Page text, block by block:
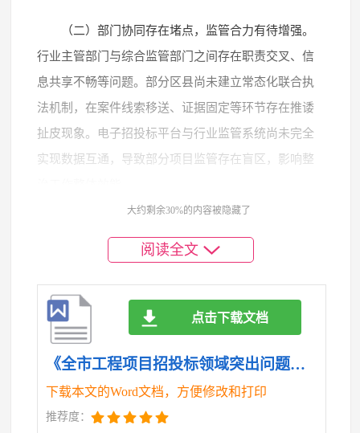
（二）部门协同存在堵点，监管合力有待增强。
行业主管部门与综合监管部门之间存在职责交叉、信
息共享不畅等问题。部分区县尚未建立常态化联合执
法机制，在案件线索移送、证据固定等环节存在推诿
扯皮现象。电子招投标平台与行业监管系统尚未完全
实现数据互通，导致部分项目监管存在盲区，影响整
善。别单位对招投标法规政策执行不到位，存在招标
用评价体系应用范围较窄，守信激励和失信惩戒措施
尚未完全落地。部分项目标后监管流于形式，对企业
履约情况跟踪检查不及时，导致工程质量和进度问题
三、明确方向、持续攻坚，推动整治工作走深走
大约剩余30%的内容被隐藏了
阅读全文
《全市工程项目招投标领域突出问题专项整治情况通报.doc》
下载本文的Word文档，方便修改和打印
推荐度：
点击下载文档